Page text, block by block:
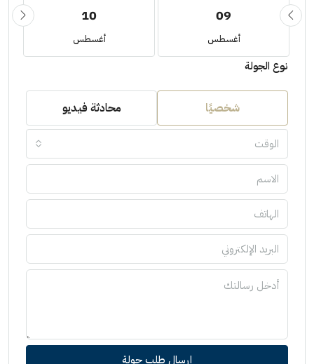
09
أغسطس
10
أغسطس
نوع الجولة
شخصيًا محادثة فيديو
الوقت
إرسال طلب جولة